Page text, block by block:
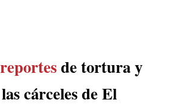
de tortura y
cárceles de El